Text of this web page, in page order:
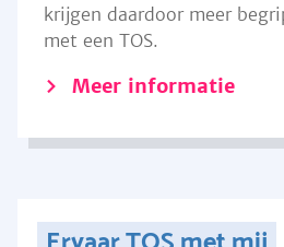
krijgen daardoor meer
met een TOS.
Meer informatie